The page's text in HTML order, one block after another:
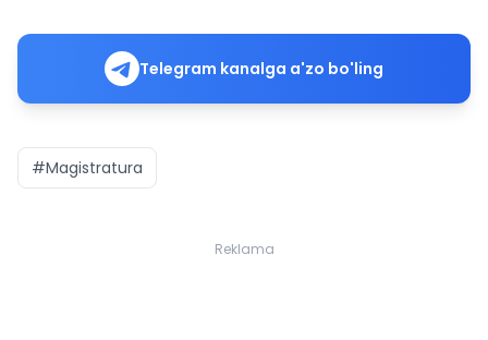
Telegram kanalga a'zo bo'ling
#Magistratura
Reklama